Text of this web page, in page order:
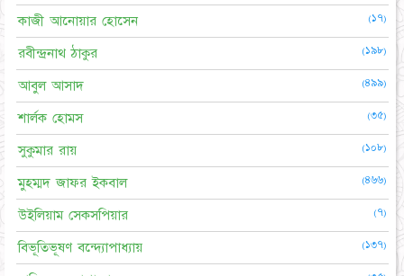
কাজী আনোয়ার হোসেন (১৭)
রবীন্দ্রনাথ ঠাকুর (১৯৮)
আবুল আসাদ (৪৯৯)
শার্লক হোমস (৩৫)
সুকুমার রায় (১০৮)
মুহম্মদ জাফর ইকবাল (৪৬৬)
উইলিয়াম সেকসপিয়ার (৭)
বিভূতিভূষণ বন্দ্যোপাধ্যায় (১৩৭)